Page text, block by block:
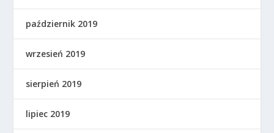
październik 2019
wrzesień 2019
sierpień 2019
lipiec 2019